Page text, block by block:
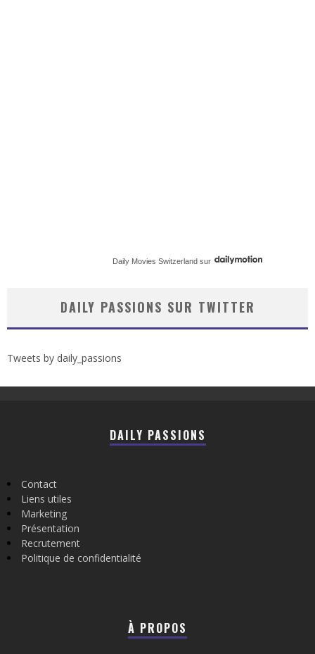
Daily Movies Switzerland sur
DAILY PASSIONS SUR TWITTER
Tweets by daily_passions
DAILY PASSIONS
Contact
Liens utiles
Marketing
Présentation
Recrutement
Politique de confidentialité
À PROPOS